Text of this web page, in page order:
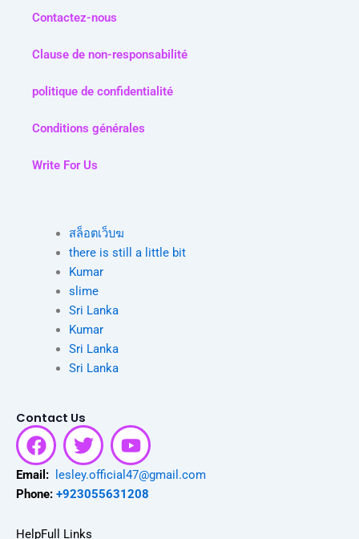
Contactez-nous
Clause de non-responsabilité
politique de confidentialité
Conditions générales
Write For Us
สล็อตเว็บฆ
there is still a little bit
Kumar
slime
Sri Lanka
Kumar
Sri Lanka
Sri Lanka
Contact Us
F
a
c
e
T
w
i
t
Y
o
u
t
Email:
lesley.official47@gmail.com
Phone: +923055631208
HelpFull Links